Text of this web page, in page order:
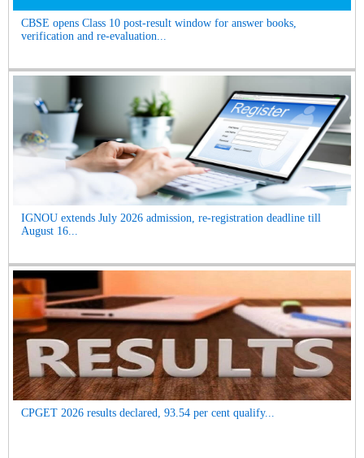
CBSE opens Class 10 post-result window for answer books,
verification and re-evaluation...
IGNOU extends July 2026 admission, re-registration deadline till
August 16...
CPGET 2026 results declared, 93.54 per cent qualify...